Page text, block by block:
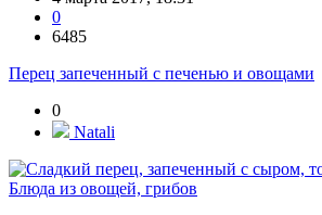
0
6485
Перец запеченный с печенью и овощами
0
Natali
Блюда из овощей, грибов